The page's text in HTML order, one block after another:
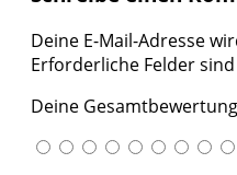
Deine E-Mail-Adresse
Erforderliche Felder
Deine Gesamtbewertung